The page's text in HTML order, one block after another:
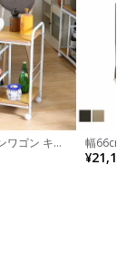
ワゴン キッ
ンワゴン
幅66cm
ル エイジ
手付き キ
¥21,100